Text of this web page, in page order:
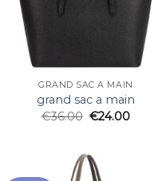
GRAND SAC A MAIN
grand sac a main
€36.00 €24.00